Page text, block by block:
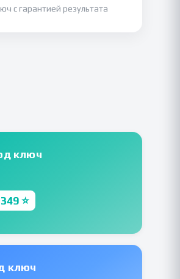
с гарантией результата
ключ
349 ⭐
ключ